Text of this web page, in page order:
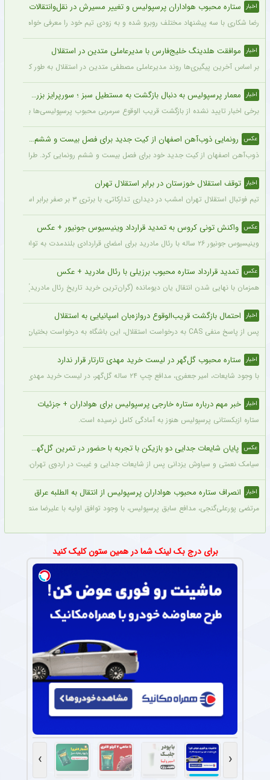
اخبار ستاره محبوب هواداران پرسپولیس و تغییر مسیرش در نقل‌وانتقالات
رضا شکاری با سه پیشنهاد مختلف روبرو شده و به زودی تیم خود را معرفی خواهد کرد.
اخبار موافقت هلدینگ خلیج‌فارس با مدیرعاملی متدین در استقلال
بر اساس آخرین پیگیری‌ها روند مدیرعاملی مصطفی متدین در استقلال به طور کامل
اخبار معمار پرسپولیس به دنبال بازگشت به مستطیل سبز ؛ سورپرایز بزرگ در راه است ؟ + جزئیات
برخی اخبار تایید نشده از بازگشت قریب الوقوع سرمربی محبوب پرسپولیسی‌ها به دنیای
عکس رونمایی ذوب‌آهن اصفهان از کیت جدید برای فصل بیست و ششم + عکس
ذوب‌آهن اصفهان از کیت جدید خود برای فصل بیست و ششم رونمایی کرد. طراحی
اخبار توقف استقلال خوزستان در برابر استقلال تهران
تیم فوتبال استقلال تهران امشب در دیداری تدارکاتی، با برتری ۳ بر صفر برابر استقلال خوزستان، با دبل سعید سحرخیزان و گل یاسر آسانی پیروز شد.
عکس واکنش تونی کروس به تمدید قرارداد وینیسیوس جونیور + عکس
وینیسیوس جونیور ۲۶ ساله با رئال مادرید برای امضای قراردادی بلندمدت به توافق رسید که او را تا سال ۲۰۳۲ در سانتیاگو برنابئو نگه خواهد داشت و به شایعات درباره احتمال جدایی‌اش از این باشگاه پایان می‌دهد.
عکس تمدید قرارداد ستاره محبوب برزیلی با رئال مادرید + عکس
همزمان با نهایی شدن انتقال یان دیومانده (گران‌ترین خرید تاریخ رئال مادرید)، تمدید قرارداد
اخبار احتمال بازگشت قریب‌الوقوع دروازه‌بان اسپانیایی به استقلال
پس از پاسخ منفی CAS به درخواست استقلال، این باشگاه به درخواست بختیاری‌زاده قصد دارد قرارداد آنتونیو آدان، دروازه‌بان اسپانیایی فصل گذشته، را تمدید کند.
اخبار ستاره محبوب گل‌گهر در لیست خرید مهدی تارتار قرار ندارد
با وجود شایعات، امیر جعفری، مدافع چپ ۲۴ ساله گل‌گهر، در لیست خرید مهدی تارتار قرار ندارد.
اخبار خبر مهم درباره ستاره خارجی پرسپولیس برای هواداران + جزئیات
ستاره ازبکستانی پرسپولیس هنوز به آمادگی کامل نرسیده است.
عکس پایان شایعات جدایی دو بازیکن با تجربه با حضور در تمرین گل‌گهر + عکس
سیامک نعمتی و سیاوش یزدانی پس از شایعات جدایی و غیبت در اردوی تهران، دیروز
اخبار انصراف ستاره محبوب هواداران پرسپولیس از انتقال به الطلبه عراق
مرتضی پورعلی‌گنجی، مدافع سابق پرسپولیس، با وجود توافق اولیه با علیرضا منصوریان
برای درج بک لینک شما در همین ستون کلیک کنید
‹
›